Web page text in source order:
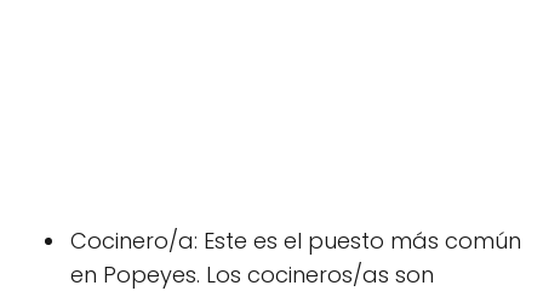
Cocinero/a: Este es el puesto más común
en Popeyes. Los cocineros/as son